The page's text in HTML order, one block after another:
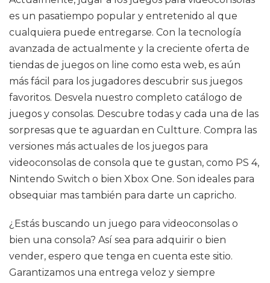
es un pasatiempo popular y entretenido al que
cualquiera puede entregarse. Con la tecnología
avanzada de actualmente y la creciente oferta de
tiendas de juegos on line como esta web, es aún
más fácil para los jugadores descubrir sus juegos
favoritos. Desvela nuestro completo catálogo de
juegos y consolas. Descubre todas y cada una de las
sorpresas que te aguardan en Cultture. Compra las
versiones más actuales de los juegos para
videoconsolas de consola que te gustan, como PS 4,
Nintendo Switch o bien Xbox One. Son ideales para
obsequiar mas también para darte un capricho.
¿Estás buscando un juego para videoconsolas o
bien una consola? Así sea para adquirir o bien
vender, espero que tenga en cuenta este sitio.
Garantizamos una entrega veloz y siempre